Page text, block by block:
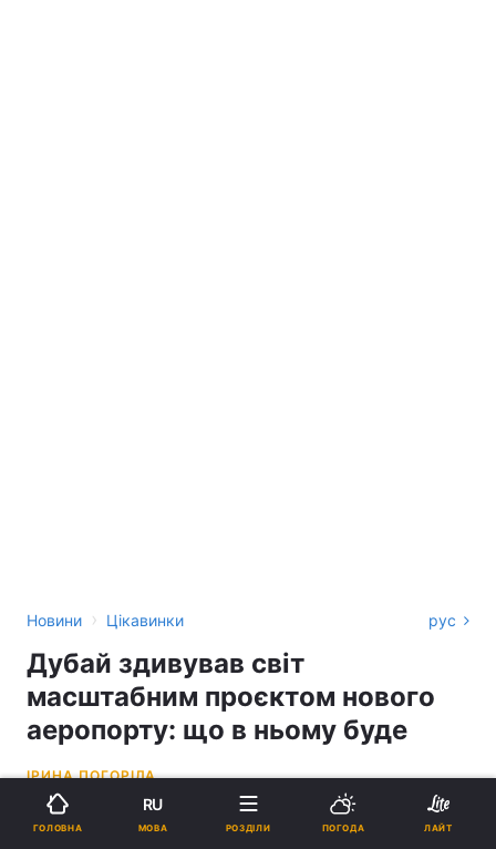
Новини › Цікавинки рус
Дубай здивував світ
масштабним проєктом нового
аеропорту: що в ньому буде
ІРИНА ПОГОРІЛА
20:33, 10.06.26
ГОЛОВНА
RU
МОВА РОЗДІЛИ ПОГОДА ЛАЙТ